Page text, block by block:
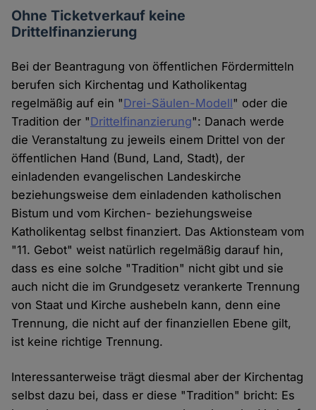
Ohne Ticketverkauf keine
Drittelfinanzierung
Bei der Beantragung von öffentlichen Fördermitteln
berufen sich Kirchentag und Katholikentag
regelmäßig auf ein "Drei-Säulen-Modell" oder die
Tradition der "Drittelfinanzierung": Danach werde
die Veranstaltung zu jeweils einem Drittel von der
öffentlichen Hand (Bund, Land, Stadt), der
einladenden evangelischen Landeskirche
beziehungsweise dem einladenden katholischen
Bistum und vom Kirchen- beziehungsweise
Katholikentag selbst finanziert. Das Aktionsteam vom
"11. Gebot" weist natürlich regelmäßig darauf hin,
dass es eine solche "Tradition" nicht gibt und sie
auch nicht die im Grundgesetz verankerte Trennung
von Staat und Kirche aushebeln kann, denn eine
Trennung, die nicht auf der finanziellen Ebene gilt,
ist keine richtige Trennung.
Interessanterweise trägt diesmal aber der Kirchentag
selbst dazu bei, dass er diese "Tradition" bricht: Es